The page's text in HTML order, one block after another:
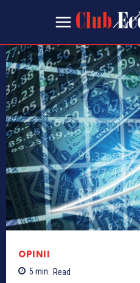
OPINII
5 min. Read